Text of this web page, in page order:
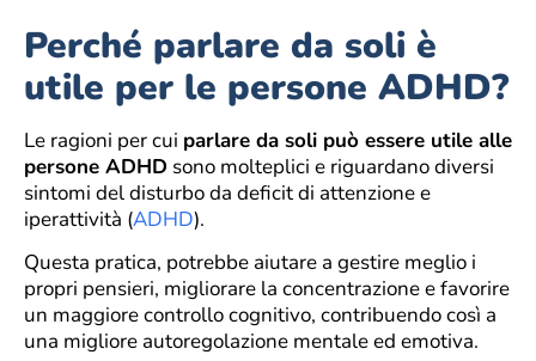
Perché parlare da soli è
utile per le persone ADHD?
Le ragioni per cui parlare da soli può essere utile alle
persone ADHD sono molteplici e riguardano diversi
sintomi del disturbo da deficit di attenzione e
iperattività (ADHD).
Questa pratica, potrebbe aiutare a gestire meglio i
propri pensieri, migliorare la concentrazione e favorire
un maggiore controllo cognitivo, contribuendo così a
una migliore autoregolazione mentale ed emotiva.